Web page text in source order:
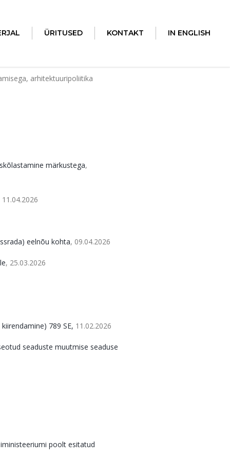
ÜRITUSED KONTAKT IN ENGLISH
arhitektuuripoliitika
märkustega,
11.04.2026
eelnõu kohta, 09.04.2026
, 25.03.2026
789 SE, 11.02.2026
seaduste muutmise seaduse
poolt esitatud